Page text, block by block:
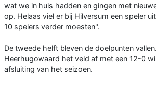
wat we in huis hadden en gingen met
op. Helaas viel er bij Hilversum een speler
10 spelers verder moesten".
De tweede helft bleven de doelpunten
Heerhugowaard het veld af met een 12-0
afsluiting van het seizoen.